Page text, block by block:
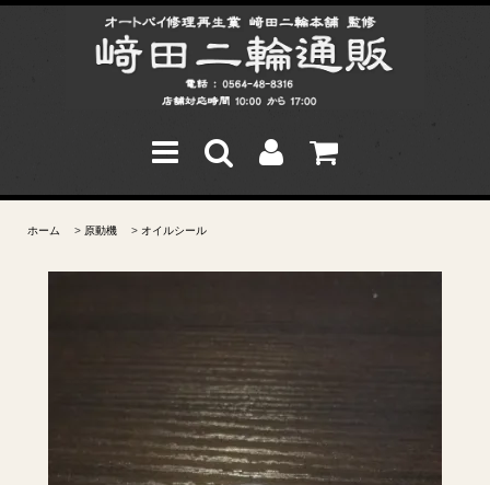
ホーム > 原動機 > オイルシール